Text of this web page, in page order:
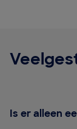
Is er alleen